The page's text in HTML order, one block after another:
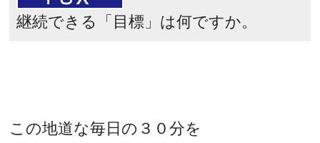
継続できる「目標」は何ですか。
この地道な毎日の３０分を